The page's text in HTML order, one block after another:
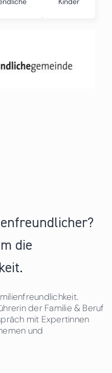
die
der Familie & Beruf
mit Expertinnen
und